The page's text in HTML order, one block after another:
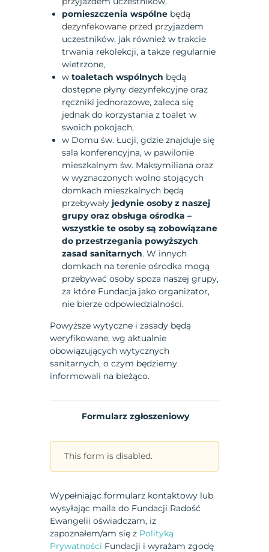
pomieszczenia wspólne będą
dezynfekowane przed przyjazdem
uczestników, jak również w trakcie
trwania rekolekcji, a także regularnie
wietrzone,
wtoaletach wspólnych będą
dostępne płyny dezynfekcyjne oraz
ręczniki jednorazowe, zaleca się
jednak do korzystania z toalet w
swoich pokojach,
w Domu św. Łucji, gdzie znajduje się
sala konferencyjna, w pawilonie
mieszkalnym św. Maksymiliana oraz
w wyznaczonych wolno stojących
domkach mieszkalnych będą
przebywały jedynie osoby z naszej
grupy oraz obsługa ośrodka –
wszystkie te osoby są zobowiązane
do przestrzegania powyższych
zasad sanitarnych. W innych
domkach na terenie ośrodka mogą
przebywać osoby spoza naszej grupy,
za które Fundacja jako organizator,
nie bierze odpowiedzialności.
Powyższe wytyczne i zasady będą
weryfikowane, wg aktualnie
obowiązujących wytycznych
sanitarnych, o czym będziemy
informowali na bieżąco.
Formularz zgłoszeniowy
This form is disabled.
Wypełniając formularz kontaktowy lub
wysyłając maila do Fundacji Radość
Ewangelii oświadczam, iż
zapoznałem/am się z Polityką
Prywatności Fundacji i wyrażam zgodę